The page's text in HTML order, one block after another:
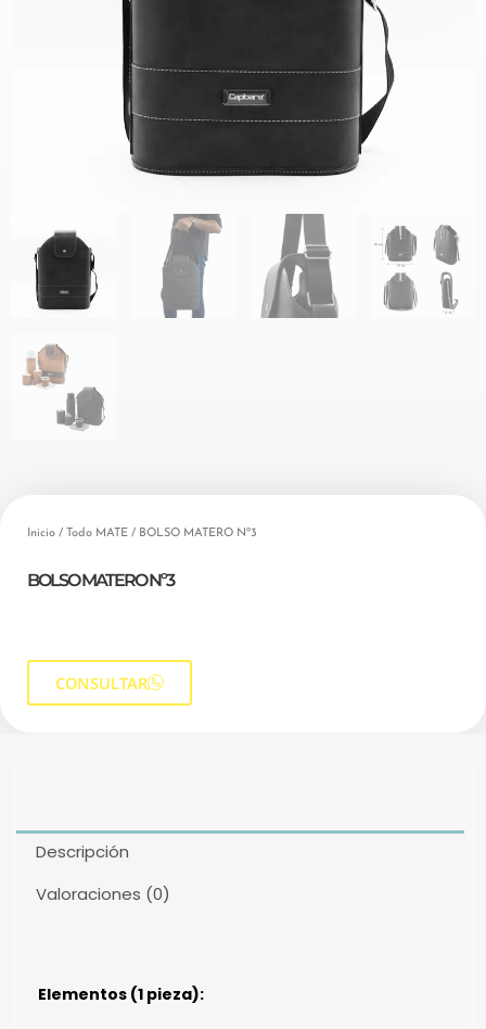
Inicio / Todo MATE / BOLSO MATERO Nº3
BOLSO MATERO Nº3
CONSULTAR
Descripción
Valoraciones (0)
Elementos (1 pieza):